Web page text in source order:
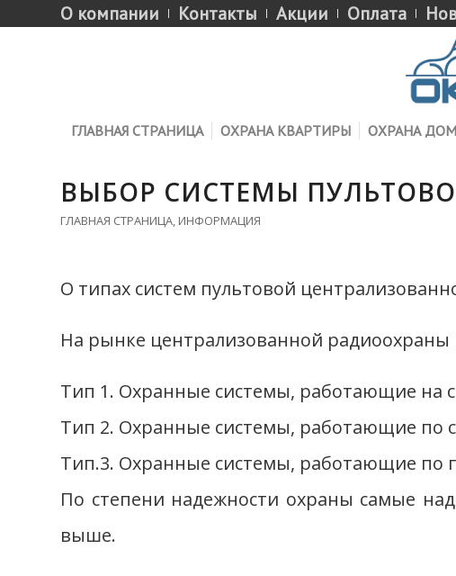
О компании Контакты Акции Оплата
ГЛАВНАЯ СТРАНИЦА ОХРАНА КВАРТИРЫ ОХРАНА
ВЫБОР СИСТЕМЫ
ГЛАВНАЯ СТРАНИЦА, ИНФОРМАЦИЯ
О типах систем пультовой
На рынке централизованной радиоохраны
Тип 1. Охранные системы, работающие на
Тип 2. Охранные системы, работающие по
Тип.3. Охранные системы, работающие
По степени надежности охраны самые
выше.